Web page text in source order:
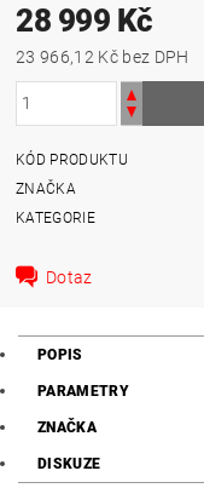
28 999 Kč
23 966,12 Kč bez DPH
KÓD PRODUKTU
ZNAČKA
KATEGORIE
Dotaz
POPIS
PARAMETRY
ZNAČKA
DISKUZE